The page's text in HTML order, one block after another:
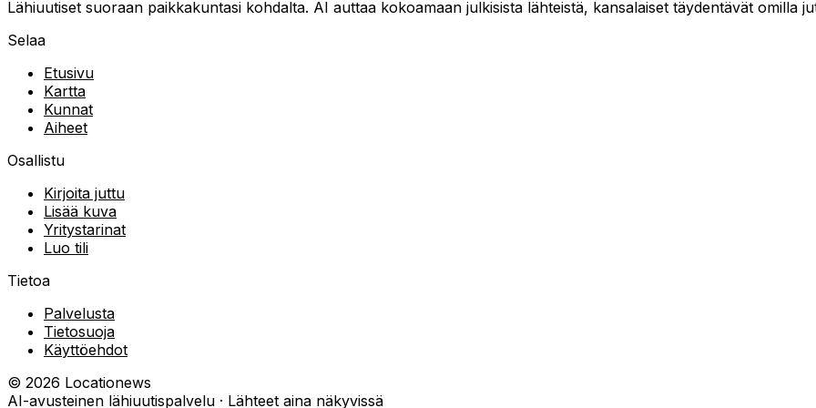
Lähiuutiset suoraan paikkakuntasi kohdalta. AI auttaa kokoamaan julkisista lähteistä, kansalaiset täydentävät omilla
Selaa
Etusivu
Kartta
Kunnat
Aiheet
Osallistu
Kirjoita juttu
Lisää kuva
Yritystarinat
Luo tili
Tietoa
Palvelusta
Tietosuoja
Käyttöehdot
© 2026 Locationews
AI-avusteinen lähiuutispalvelu · Lähteet aina näkyvissä